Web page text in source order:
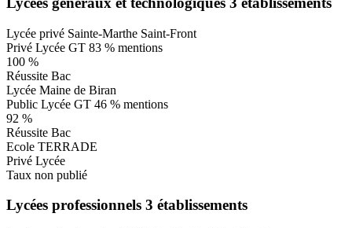
Lycée privé Sainte-Marthe Saint-Front
Privé Lycée GT 83 % mentions
100 %
Réussite Bac
Lycée Maine de Biran
Public Lycée GT 46 % mentions
92 %
Réussite Bac
Ecole TERRADE
Privé Lycée
Taux non publié
Lycées professionnels 3 établissements